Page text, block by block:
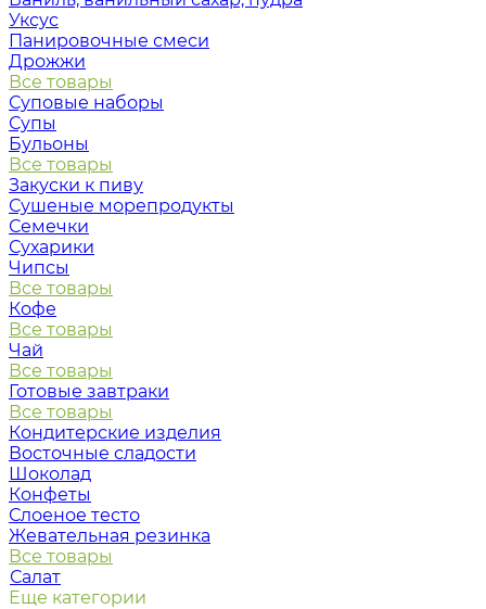
Уксус
Панировочные смеси
Дрожжи
Все товары
Суповые наборы
Супы
Бульоны
Все товары
Закуски к пиву
Сушеные морепродукты
Семечки
Сухарики
Чипсы
Все товары
Кофе
Все товары
Чай
Все товары
Готовые завтраки
Все товары
Кондитерские изделия
Восточные сладости
Шоколад
Конфеты
Слоеное тесто
Жевательная резинка
Все товары
Салат
Еще категории